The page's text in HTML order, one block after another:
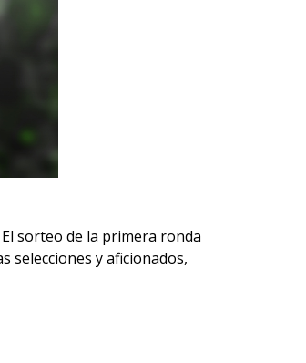
El sorteo de la primera ronda
selecciones y aficionados,